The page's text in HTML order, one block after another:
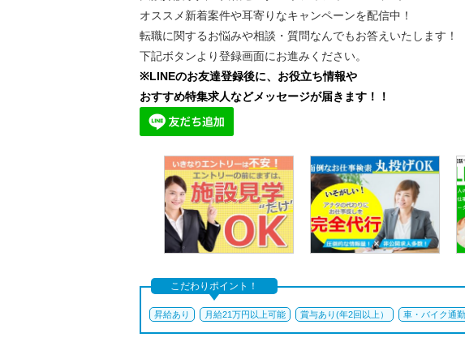
オススメ新着案件や耳寄りなキャンペーンを配信中！
転職に関するお悩みや相談・質問なんでもお答えいたします！
下記ボタンより登録画面にお進みください。
※LINEのお友達登録後に、お役立ち情報や
おすすめ特集求人などメッセージが届きます！！
こだわりポイント！
昇給あり 月給21万円以上可能 賞与あり(年2回以上） 車・バイク通